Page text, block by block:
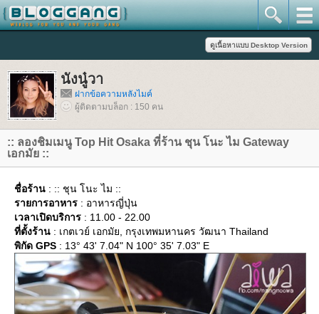
นังนู๋วา
ฝากข้อความหลังไมค์
ผู้ติดตามบล็อก : 150 คน
:: ลองชิมเมนู Top Hit Osaka ที่ร้าน ชุน โนะ ไม Gateway
เอกมัย ::
ชื่อร้าน : :: ชุน โนะ ไม ::
รายการอาหาร : อาหารญี่ปุ่น
เวลาเปิดบริการ : 11.00 - 22.00
ที่ตั้งร้าน : เกตเวย์ เอกมัย, กรุงเทพมหานคร วัฒนา Thailand
พิกัด GPS : 13° 43' 7.04" N 100° 35' 7.03" E